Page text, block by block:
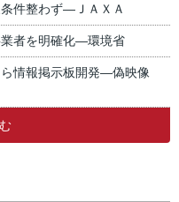
件整わず―ＪＡＸＡ
業者を明確化―環境省
情報掲示板開発―偽映像